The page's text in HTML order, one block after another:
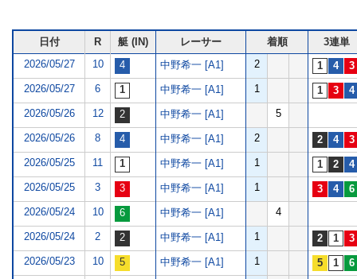
日付 R 艇 (IN) レーサー 着順
3連単
2026/05/27
10 中野希一 [A1] 2
2026/05/27 6 中野希一 [A1] 1
2026/05/26 12 中野希一 [A1] 5
2026/05/26 8 中野希一 [A1] 2
2026/05/25 11 中野希一 [A1] 1
2026/05/25 3 中野希一 [A1] 1
2026/05/24 10 中野希一 [A1] 4
2026/05/24 2 中野希一 [A1] 1
2026/05/23 10 中野希一 [A1] 1